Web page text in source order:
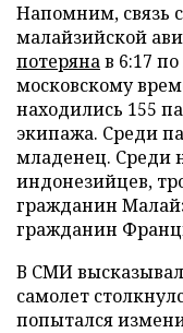
Напомним, связь
малайзийской
потерянав 6:17
московскому
находились 155
экипажа. Среди
младенец. Среди
индонезийцев,
гражданин
гражданин
В СМИ
самолет
попытался